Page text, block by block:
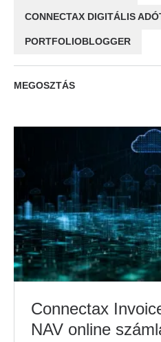
CONNECTAX DIGITÁLIS
PORTFOLIOBLOGGER
MEGOSZTÁS
Connectax
NAV online